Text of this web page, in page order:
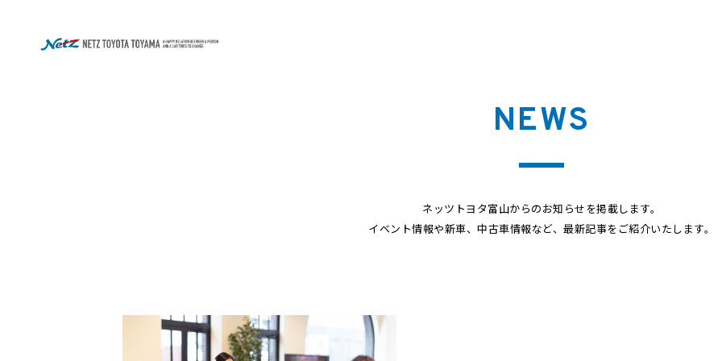
NEWS
ネッツトヨタ富山からのお知らせを掲載します。
イベント情報や新車、中古車情報など、最新記事をご紹介いたします。